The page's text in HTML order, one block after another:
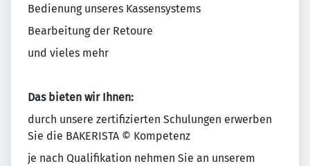
Bedienung unseres Kassensystems
Bearbeitung der Retoure
und vieles mehr
Das bieten wir Ihnen:
durch unsere zertifizierten Schulungen erwerben
Sie die BAKERISTA © Kompetenz
je nach Qualifikation nehmen Sie an unserem